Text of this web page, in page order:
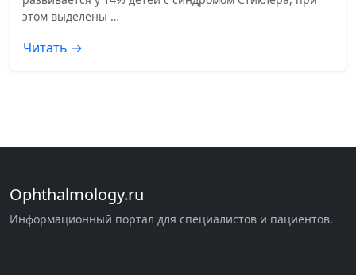
этом выделены …
Читать →
Ophthalmology.ru
Информационный портал для специалистов и пациентов.